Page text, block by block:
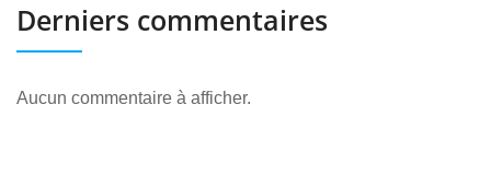
Derniers commentaires
Aucun commentaire à afficher.